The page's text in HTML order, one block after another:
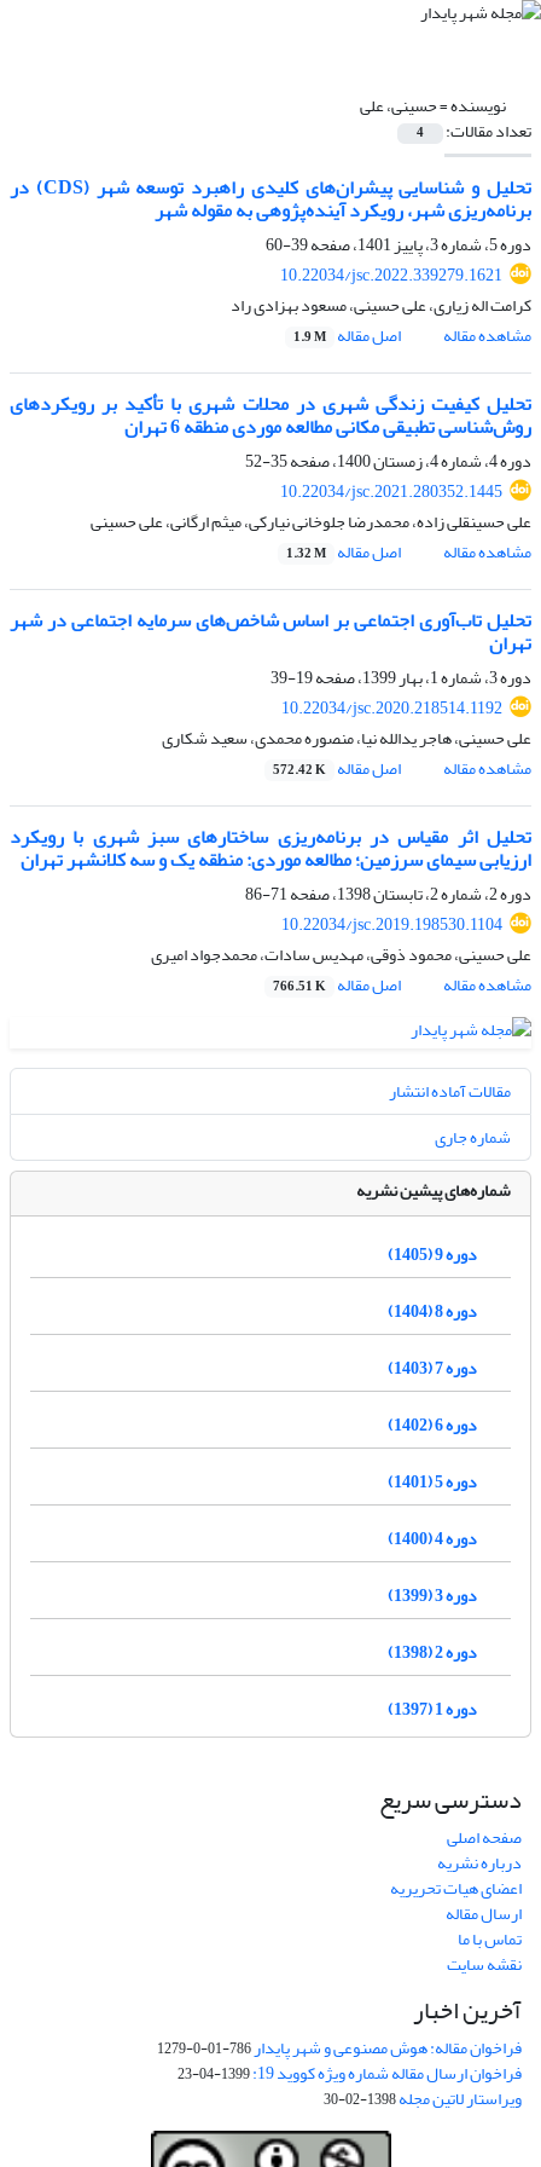
نویسنده =حسینی، علی
تعداد مقالات: 4
تحلیل و شناسایی پیشران‌های کلیدی راهبرد توسعه شهر (CDS) در
برنامه‌ریزی شهر، رویکرد آینده‌پژوهی به مقوله شهر
دوره 5، شماره 3، پاییز 1401، صفحه
39-60
10.22034/jsc.2022.339279.1621
کرامت اله زیاری، علی حسینی، مسعود بهزادی راد
مشاهده مقاله
اصل مقاله 1.9 M
تحلیل کیفیت زندگی شهری در محلات شهری با تأکید بر رویکردهای
روش‌شناسی تطبیقی مکانی مطالعه موردی منطقه 6 تهران
دوره 4، شماره 4، زمستان 1400، صفحه
35-52
10.22034/jsc.2021.280352.1445
علی حسینقلی زاده، محمدرضا جلوخانی نیارکی، میثم ارگانی، علی حسینی
مشاهده مقاله
اصل مقاله 1.32 M
تحلیل تاب‌آوری اجتماعی بر اساس شاخص‌های سرمایه اجتماعی در شهر
تهران
دوره 3، شماره 1، بهار 1399، صفحه
19-39
10.22034/jsc.2020.218514.1192
علی حسینی، هاجر یدالله نیا، منصوره محمدی، سعید شکاری
مشاهده مقاله
اصل مقاله 572.42 K
تحلیل اثر مقیاس در برنامه‌ریزی ساختارهای سبز شهری با رویکرد
ارزیابی سیمای سرزمین؛ مطالعه موردی: منطقه یک و سه کلانشهر تهران
دوره 2، شماره 2، تابستان 1398، صفحه
71-86
10.22034/jsc.2019.198530.1104
علی حسینی، محمود ذوقی، مهدیس سادات، محمدجواد امیری
مشاهده مقاله
اصل مقاله 766.51 K
مقالات آماده انتشار
شماره جاری
شماره‌های پیشین نشریه
دوره 9 (1405)
دوره 8 (1404)
دوره 7 (1403)
دوره 6 (1402)
دوره 5 (1401)
دوره 4 (1400)
دوره 3 (1399)
دوره 2 (1398)
دوره 1 (1397)
دسترسی سریع
صفحه اصلی
درباره نشریه
اعضای هیات تحریریه
ارسال مقاله
تماس با ما
نقشه سایت
آخرین اخبار
فراخوان مقاله: هوش مصنوعی و شهر پایدار786-01-0-1279
فراخوان ارسال مقاله شماره ویژه کووید 19: 1399-04-23
ویراستار لاتین مجله1398-02-30